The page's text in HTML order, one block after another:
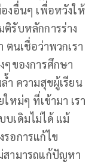
งอื่นๆ เพื่อหวังให้
รับหลักการร่าง
ตนเชื่อว่าพวกเรา
ๆของการศึกษา
ำ ความสุขผู้เรียน
หม่ๆ ที่เข้ามา เรา
บเดิมไม่ได้ แม้
อการแก้ไข
ามารถแก้ปัญหา